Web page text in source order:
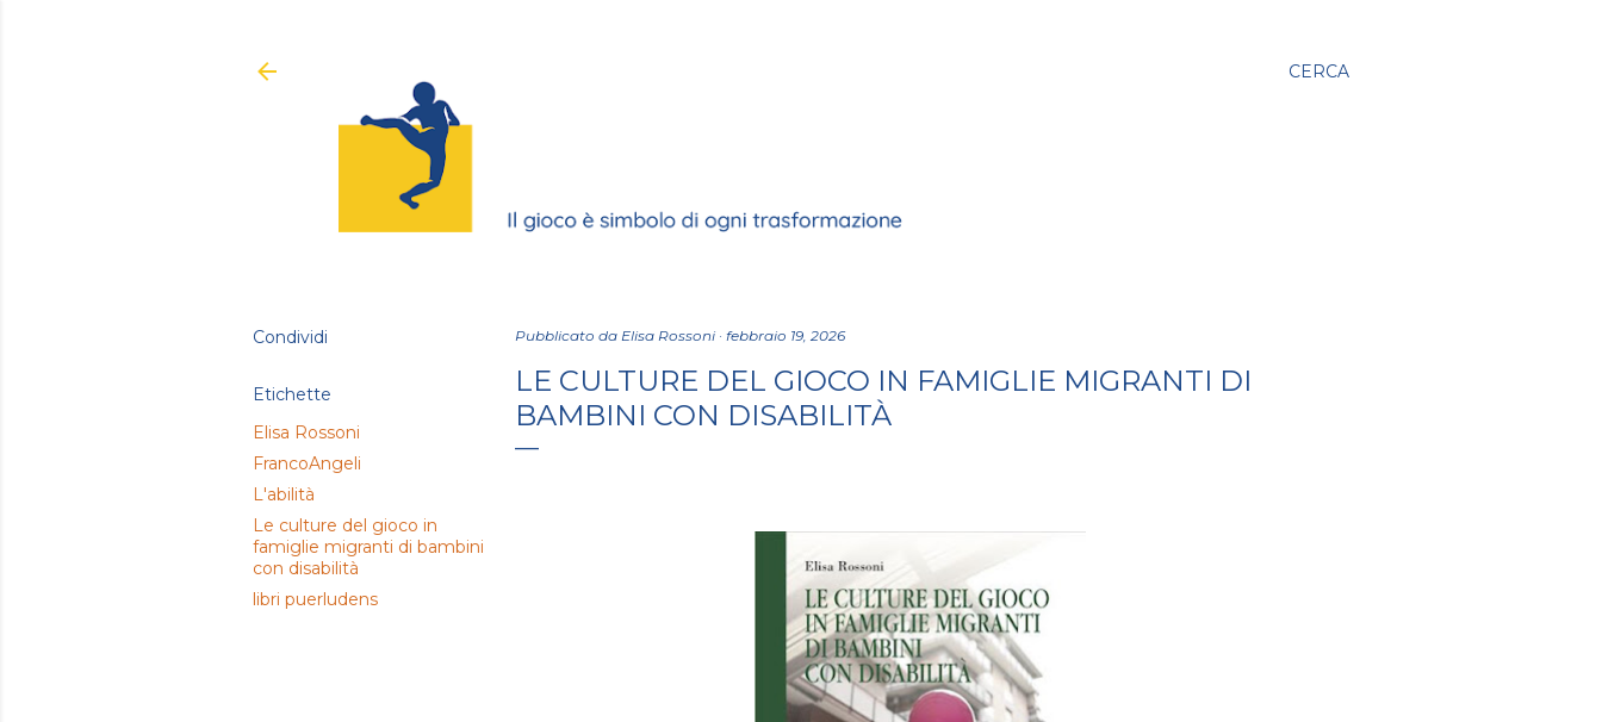
CERCA
Condividi
Etichette
Elisa Rossoni
FrancoAngeli
L'abilità
Le culture del gioco in
famiglie migranti di bambini
con disabilità
libri puerludens
Pubblicato da Elisa Rossoni febbraio 19, 2026
LE CULTURE DEL GIOCO IN FAMIGLIE MIGRANTI DI
BAMBINI CON DISABILITÀ